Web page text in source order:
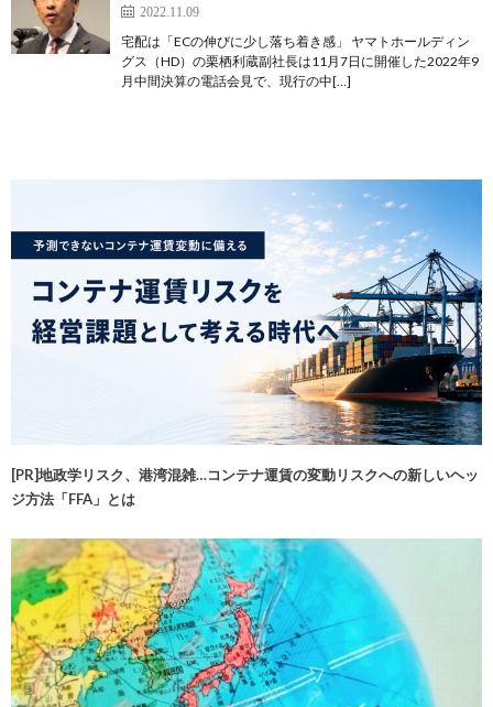
2022.11.09
宅配は「ECの伸びに少し落ち着き感」 ヤマトホールディン
グス（HD）の栗栖利蔵副社長は11月7日に開催した2022年9
月中間決算の電話会見で、現行の中[…]
[PR]地政学リスク、港湾混雑…コンテナ運賃の変動リスクへの新しいヘッ
ジ方法「FFA」とは